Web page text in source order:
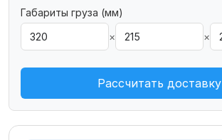
Габариты груза (мм)
×
×
Рассчитать доставку